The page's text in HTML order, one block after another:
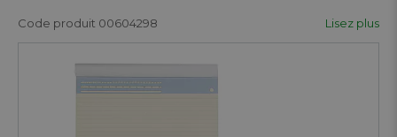
Code produit 00604298 Lisez plus